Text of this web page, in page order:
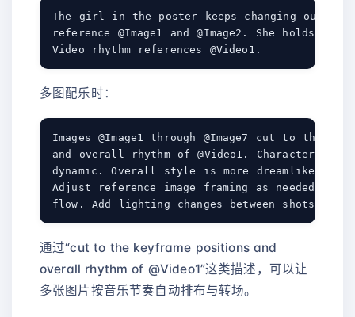
The girl in the poster keeps changing
reference @Image1 and @Image2. She holds the
多图配乐时：
Images @Image1 through @Image7 cut to the
and overall rhythm of @Video1. Characters in
dynamic. Overall style is more dreamlike.
Adjust reference image framing as needed for
通过“cut to the keyframe positions and
overall rhythm of @Video1”这类描述，可以让
多张图片按音乐节奏自动排布与转场。